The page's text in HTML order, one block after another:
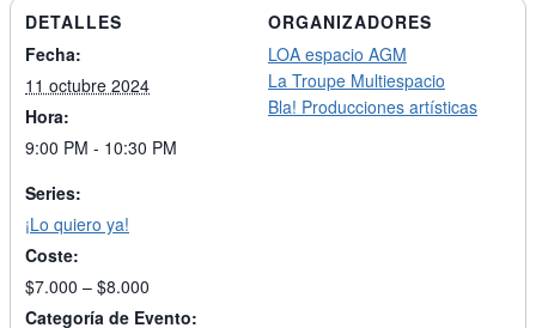
DETALLES
Fecha:
11 octubre 2024
Hora:
9:00 PM - 10:30 PM
Series:
¡Lo quiero ya!
Coste:
$7.000 – $8.000
Categoría de Evento:
ORGANIZADORES
LOA espacio AGM
La Troupe Multiespacio
Bla! Producciones artísticas